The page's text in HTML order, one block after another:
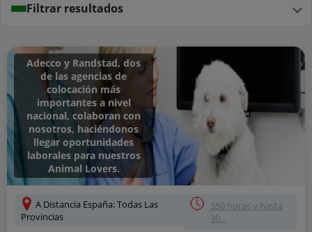
Filtrar resultados
Adecco y Randstad, dos
de las agencias de
colocación más
importantes a nivel
nacional, colaboran con
nosotros, haciéndonos
llegar oportunidades
laborales para nuestros
Animal Lovers.
A Distancia España: Todas Las
Provincias
350 horas y hasta
30...